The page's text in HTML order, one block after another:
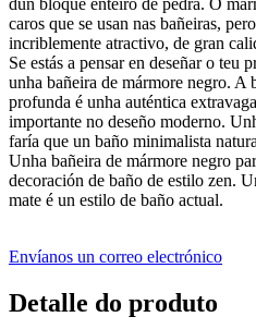
dun bloque enteiro de pedra. O
caros que se usan nas bañeiras,
incriblemente atractivo, de gran
Se estás a pensar en deseñar o teu
unha bañeira de mármore negro. A
profunda é unha auténtica
importante no deseño moderno.
faría que un baño minimalista
Unha bañeira de mármore negro
decoración de baño de estilo zen.
mate é un estilo de baño actual.
Envíanos un correo electrónico
Detalle do produto